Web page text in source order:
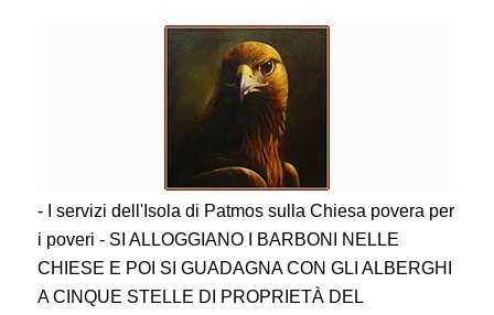
- I servizi dell'Isola di Patmos sulla Chiesa povera per
i poveri - SI ALLOGGIANO I BARBONI NELLE
CHIESE E POI SI GUADAGNA CON GLI ALBERGHI
A CINQUE STELLE DI PROPRIETÀ DEL